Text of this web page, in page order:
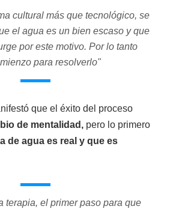
cultural más que tecnológico, se
el agua es un bien escaso y que
por este motivo. Por lo tanto
para resolverlo"
que el éxito del proceso
de mentalidad, pero lo primero
de agua es real y que es
terapia, el primer paso para que